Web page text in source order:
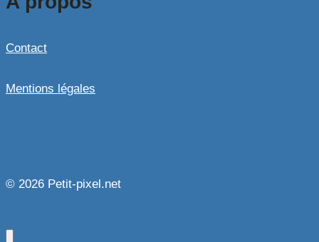
Contact
Mentions légales
© 2026 Petit-pixel.net